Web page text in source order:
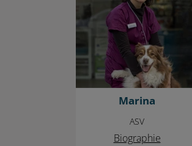
Marina
ASV
Biographie